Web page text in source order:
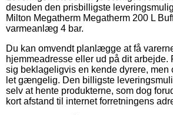
desuden den prisbilligste
Milton Megatherm Megatherm 200 L
varmeanlæg 4 bar.
Du kan omvendt planlægge at få
hjemmeadresse eller ud på dit arbejde.
sig beklageligvis en kende dyrere, men
let gængelig. Den billigste
selv at hente produkterne, som dog
kort afstand til internet forretningens